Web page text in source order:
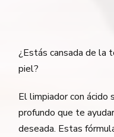
¿Estás cansada de la
piel?
El limpiador con ácido
profundo que te
deseada. Estas